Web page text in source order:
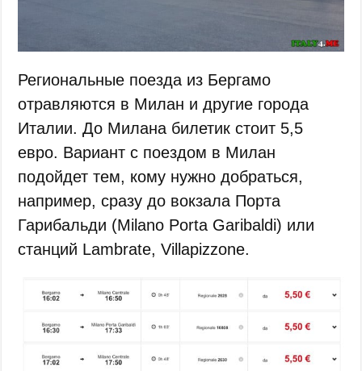
Региональные поезда из Бергамо
отравляются в Милан и другие города
Италии. До Милана билетик стоит 5,5
евро. Вариант с поездом в Милан
подойдет тем, кому нужно добраться,
например, сразу до вокзала Порта
Гарибальди (Milano Porta Garibaldi) или
станций Lambrate, Villapizzone.